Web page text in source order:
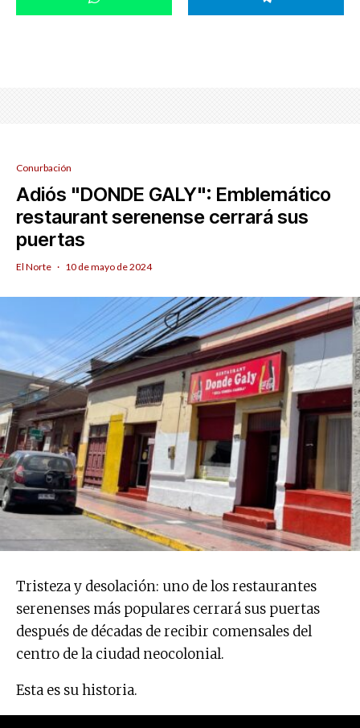
Conurbación
Adiós "DONDE GALY": Emblemático
restaurant serenense cerrará sus
puertas
El Norte · 10 de mayo de 2024
Tristeza y desolación: uno de los restaurantes
serenenses más populares cerrará sus puertas
después de décadas de recibir comensales del
centro de la ciudad neocolonial.
Esta es su historia.